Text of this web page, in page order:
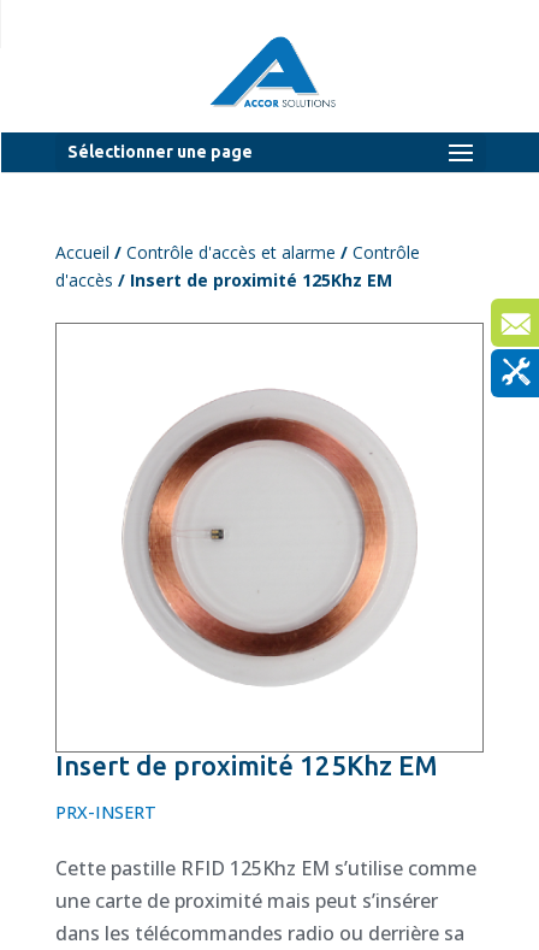
Sélectionner une page
Accueil / Contrôle d'accès et alarme / Contrôle
d'accès / Insert de proximité 125Khz EM
Insert de proximité 125Khz EM
PRX-INSERT
Cette pastille RFID 125Khz EM s’utilise comme
une carte de proximité mais peut s’insérer
dans les télécommandes radio ou derrière sa